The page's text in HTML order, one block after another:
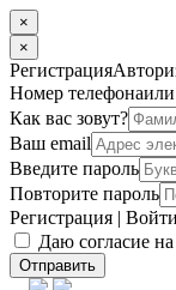
×
×
Регистрация
Номер телефона
Как вас зовут?
Ваш email
Введите пароль
Повторите пароль
Регистрация | Войти
Даю согласие
Отправить